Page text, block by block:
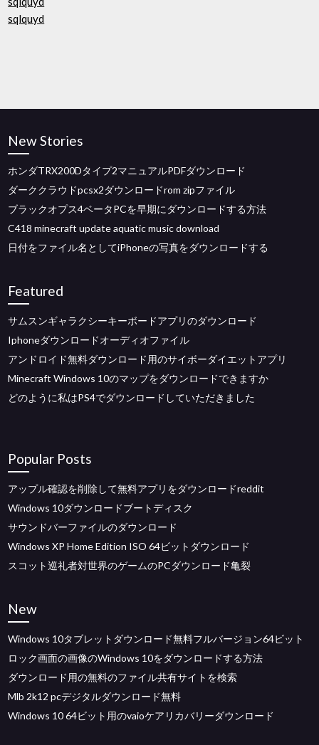
sqlquyd
New Stories
ホンダTRX200Dタイプ2マニュアルPDFダウンロード
ダーククラウドpcsx2ダウンロードrom zipファイル
ブラックオプス4ベータPCを早期にダウンロードする方法
C418 minecraft update aquatic music download
日付をファイル名としてiPhoneの写真をダウンロードする
Featured
サムスンギャラクシーキーボードアプリのダウンロード
Iphoneダウンロードオーディオファイル
アンドロイド無料ダウンロード用のサイボーダイエットアプリ
Minecraft Windows 10のマップをダウンロードできますか
どのように私はPS4でダウンロードしていただきました
Popular Posts
アップル確認を削除して無料アプリをダウンロードreddit
Windows 10ダウンロードブートディスク
サウンドバーファイルのダウンロード
Windows XP Home Edition ISO 64ビットダウンロード
スコット巡礼者対世界のゲームのPCダウンロード亀裂
New
Windows 10タブレットダウンロード無料フルバージョン64ビット
ロック画面の画像のWindows 10をダウンロードする方法
ダウンロード用の無料のファイル共有サイトを検索
Mlb 2k12 pcデジタルダウンロード無料
Windows 10 64ビット用のvaioケアリカバリーダウンロード